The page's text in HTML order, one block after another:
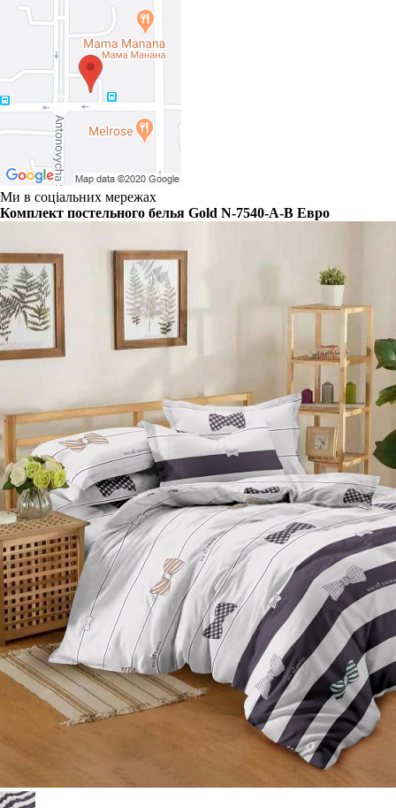
Ми в соціальних мережах
Комплект постельного белья Gold N-7540-A-B Евро